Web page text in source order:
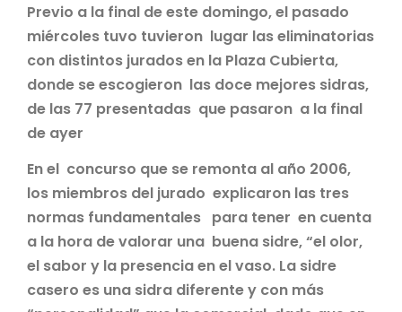
Previo a la final de este domingo, el pasado
miércoles tuvo tuvieron lugar las eliminatorias
con distintos jurados en la Plaza Cubierta,
donde se escogieron las doce mejores sidras,
de las 77 presentadas que pasaron a la final
de ayer
En el concurso que se remonta al año 2006,
los miembros del jurado explicaron las tres
normas fundamentales para tener en cuenta
a la hora de valorar una buena sidre, “el olor,
el sabor y la presencia en el vaso. La sidre
casero es una sidra diferente y con más